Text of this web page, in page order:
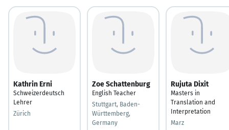
Kathrin Erni
Schweizerdeutsch
Lehrer
Zürich
Zoe Schattenburg
English Teacher
Stuttgart, Baden-
Württemberg,
Germany
Rujuta Dixit
Masters in
Translation and
Interpretation
Marz